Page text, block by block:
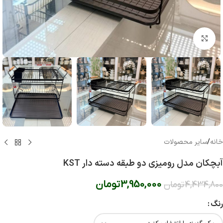
بزرگنمایی تصویر
خانه/سایر محصولات
آبچکان مدل رومیزی دو طبقه دسته دار KST
4,434,800تومان 3,950,000تومان
رنگ